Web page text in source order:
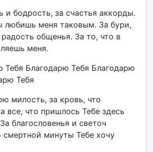
и бодрость, за счастья аккорды.
любишь меня таковым. За бури,
радость общенья. За то, что в
меня.
Тебя Благодарю Тебя Благодарю
Тебя
милость, за кровь, что
все, что пришлось Тебе здесь
благословенья и светоч
смертной минуты Тебе хочу